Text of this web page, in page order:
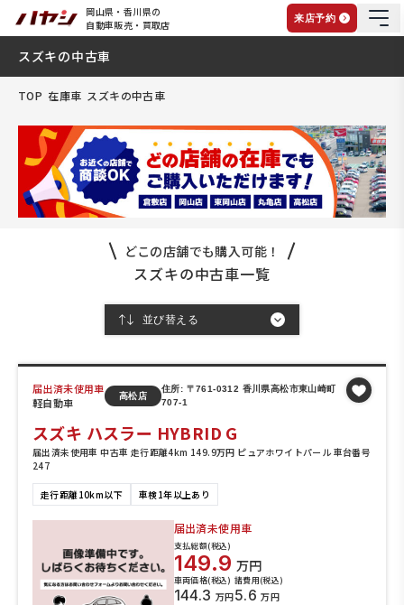
岡山県・香川県の
自動車販売・買取店
来店予約
スズキの中古車
TOP 在庫車 スズキの中古車
どこの店舗でも購入可能！
スズキの中古車一覧
届出済未使用車
軽自動車
高松店
住所: 〒761-0312 香川県高松市東山崎町
707-1
スズキ ハスラー HYBRID G
届出済未使用車 中古車 走行距離4km 149.9万円 ピュアホワイトパール 車台番号
247
走行距離10km以下 車検1年以上あり
届出済未使用車
支払総額(税込)
149.9 万円
車両価格(税込)
144.3 万円
諸費用(税込)
5.6 万円